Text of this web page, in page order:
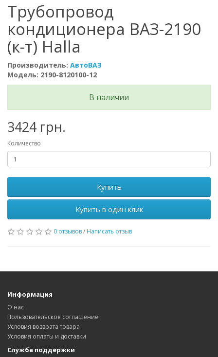
Трубопровод
кондиционера ВАЗ-2190
(к-т) Halla
Производитель: АвтоВАЗ
Модель: 2190-8120100-12
В наличии
3424 грн.
Количество
Купить
Купить в один клик
0 отзывов/ Написать отзыв
Информация
О нас
Пользовательское соглашение
Условия возврата товара
Условия оплаты и доставки
Служба поддержки